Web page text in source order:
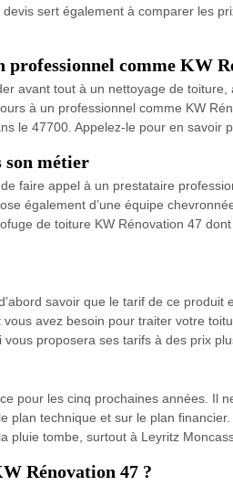
sert également à comparer les
comme KW
avant tout à un nettoyage de toiture,
à un professionnel comme KW
le 47700. Appelez-le pour en savoir
son métier
faire appel à un prestataire
également d’une équipe
de toiture KW Rénovation 47
savoir que le tarif de ce produit
avez besoin pour traiter votre
proposera ses tarifs à des prix
pour les cinq prochaines années. Il
technique et sur le plan
pluie tombe, surtout à Leyritz
Rénovation 47 ?